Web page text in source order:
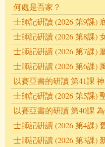
何處是吾家？
士師記硏讀 (2026 第9課)
士師記硏讀 (2026 第8課)
士師記硏讀 (2026 第7課)
士師記硏讀 (2026 第6課)
以賽亞書的研讀 第41課
士師記硏讀 (2026 第5課)
以賽亞書的研讀 第40課
士師記硏讀 (2026 第4課)
士師記硏讀 (2026 第3課)